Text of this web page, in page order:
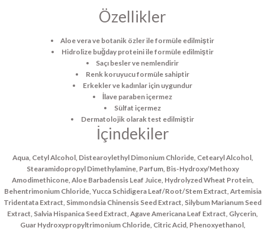
Özellikler
Aloe vera ve botanik özler ile formüle edilmiştir
Hidrolize buğday proteini ile formüle edilmiştir
Saçı besler ve nemlendirir
Renk koruyucu formüle sahiptir
Erkekler ve kadınlar için uygundur
İlave paraben içermez
Sülfat içermez
Dermatolojik olarak test edilmiştir
İçindekiler
Aqua, Cetyl Alcohol, Distearoylethyl Dimonium Chloride, Cetearyl Alcohol,
Stearamidopropyl Dimethylamine, Parfum, Bis-Hydroxy/Methoxy
Amodimethicone, Aloe Barbadensis Leaf Juice, Hydrolyzed Wheat Protein,
Behentrimonium Chloride, Yucca Schidigera Leaf/Root/Stem Extract, Artemisia
Tridentata Extract, Simmondsia Chinensis Seed Extract, Silybum Marianum Seed
Extract, Salvia Hispanica Seed Extract, Agave Americana Leaf Extract, Glycerin,
Guar Hydroxypropyltrimonium Chloride, Citric Acid, Phenoxyethanol,